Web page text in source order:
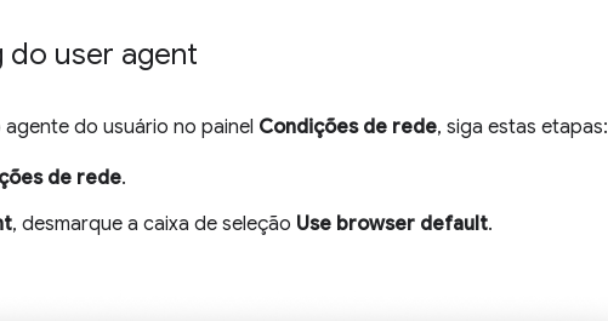
do user agent
do usuário no painel Condições de rede, siga estas etapas:
de rede.
, desmarque a caixa de seleção Use browser default.